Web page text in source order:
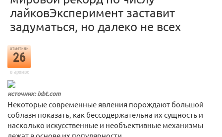
лайковЭксперимент заставит
задуматься, но далеко не всех
отметили
26
в архиве
источник: ixbt.com
Некоторые современные явления порождают большой
соблазн показать, как бессодержательна их сущность и
насколько искусственные и необъективные механизмы